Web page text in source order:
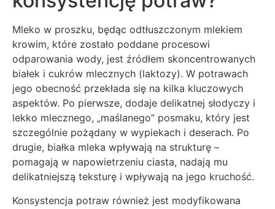
Mleko w proszku, będąc odtłuszczonym mlekiem
krowim, które zostało poddane procesowi
odparowania wody, jest źródłem skoncentrowanych
białek i cukrów mlecznych (laktozy). W potrawach
jego obecność przekłada się na kilka kluczowych
aspektów. Po pierwsze, dodaje delikatnej słodyczy i
lekko mlecznego, „maślanego” posmaku, który jest
szczególnie pożądany w wypiekach i deserach. Po
drugie, białka mleka wpływają na strukturę –
pomagają w napowietrzeniu ciasta, nadają mu
delikatniejszą teksturę i wpływają na jego kruchość.
Konsystencja potraw również jest modyfikowana